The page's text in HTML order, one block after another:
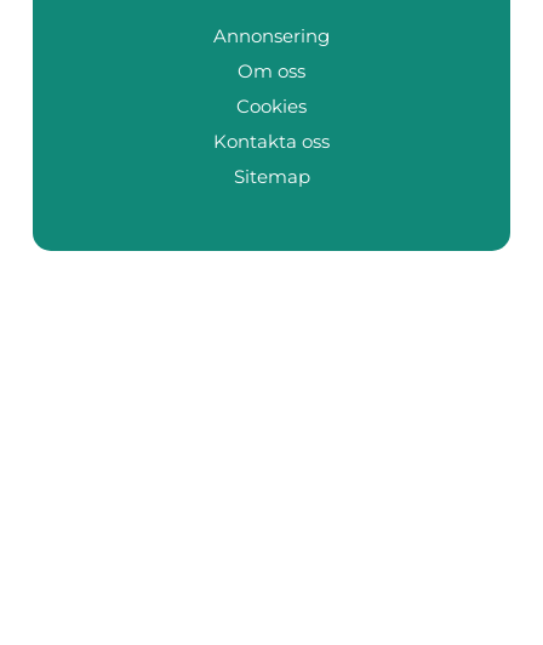
Annonsering
Om oss
Cookies
Kontakta oss
Sitemap